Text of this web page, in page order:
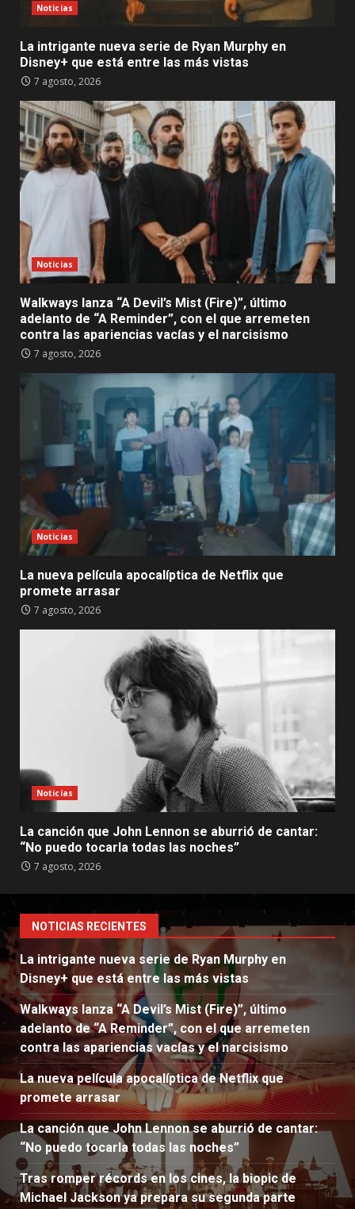
Noticias
La intrigante nueva serie de Ryan Murphy en
Disney+ que está entre las más vistas
7 agosto, 2026
Noticias
Walkways lanza “A Devil’s Mist (Fire)”, último
adelanto de “A Reminder”, con el que arremeten
contra las apariencias vacías y el narcisismo
7 agosto, 2026
Noticias
La nueva película apocalíptica de Netflix que
promete arrasar
7 agosto, 2026
Noticias
La canción que John Lennon se aburrió de cantar:
“No puedo tocarla todas las noches”
7 agosto, 2026
NOTICIAS RECIENTES
La intrigante nueva serie de Ryan Murphy en
Disney+ que está entre las más vistas
Walkways lanza “A Devil’s Mist (Fire)”, último
adelanto de “A Reminder”, con el que arremeten
contra las apariencias vacías y el narcisismo
La nueva película apocalíptica de Netflix que
promete arrasar
La canción que John Lennon se aburrió de cantar:
“No puedo tocarla todas las noches”
Tras romper récords en los cines, la biopic de
Michael Jackson ya prepara su segunda parte